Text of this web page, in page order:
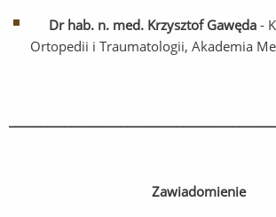
Dr hab. n. med. Krzysztof Gawęda -
Ortopedii i Traumatologii, Akademia
Zawiadomienie